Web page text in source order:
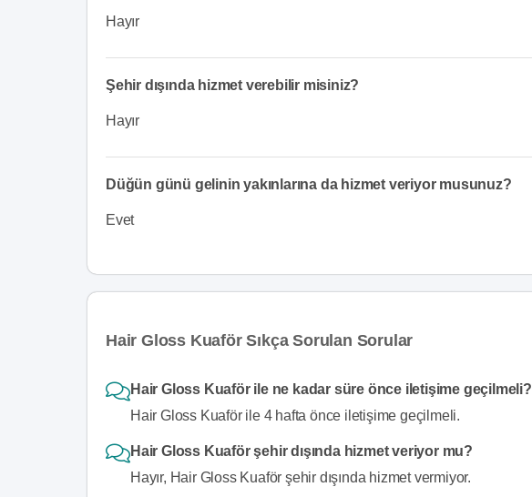
Hayır
Şehir dışında hizmet verebilir misiniz?
Hayır
Düğün günü gelinin yakınlarına da hizmet veriyor musunuz?
Evet
Hair Gloss Kuaför Sıkça Sorulan Sorular
Hair Gloss Kuaför ile ne kadar süre önce iletişime geçilmeli?
Hair Gloss Kuaför ile 4 hafta önce iletişime geçilmeli.
Hair Gloss Kuaför şehir dışında hizmet veriyor mu?
Hayır, Hair Gloss Kuaför şehir dışında hizmet vermiyor.